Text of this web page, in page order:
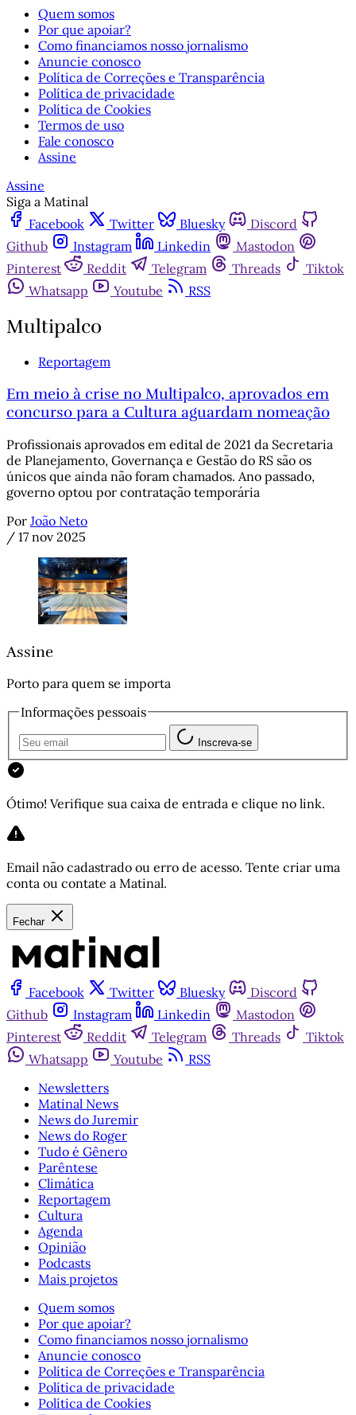
Quem somos
Por que apoiar?
Como financiamos nosso jornalismo
Anuncie conosco
Política de Correções e Transparência
Política de privacidade
Política de Cookies
Termos de uso
Fale conosco
Assine
Assine
Siga a Matinal
Facebook
Twitter Bluesky
Discord
Github
Instagram Linkedin
Mastodon
Pinterest
Reddit Telegram Threads
Tiktok
Whatsapp
Youtube RSS
Multipalco
Reportagem
Em meio à crise no Multipalco, aprovados em
concurso para a Cultura aguardam nomeação
Profissionais aprovados em edital de 2021 da Secretaria
de Planejamento, Governança e Gestão do RS são os
únicos que ainda não foram chamados. Ano passado,
governo optou por contratação temporária
Por João Neto
/ 17 nov 2025
Assine
Porto para quem se importa
Informações pessoais
Inscreva-se
Ótimo! Verifique sua caixa de entrada e clique no link.
Email não cadastrado ou erro de acesso. Tente criar uma
conta ou contate a Matinal.
Fechar
Facebook Twitter Bluesky
Discord
Github
Instagram Linkedin
Mastodon
Pinterest
Reddit Telegram Threads
Tiktok
Whatsapp
Youtube
RSS
Newsletters
Matinal News
News do Juremir
News do Roger
Tudo é Gênero
Parêntese
Climática
Reportagem
Cultura
Agenda
Opinião
Podcasts
Mais projetos
Quem somos
Por que apoiar?
Como financiamos nosso jornalismo
Anuncie conosco
Política de Correções e Transparência
Política de privacidade
Política de Cookies